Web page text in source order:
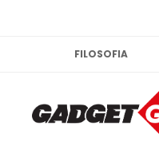
FILOSOFIA